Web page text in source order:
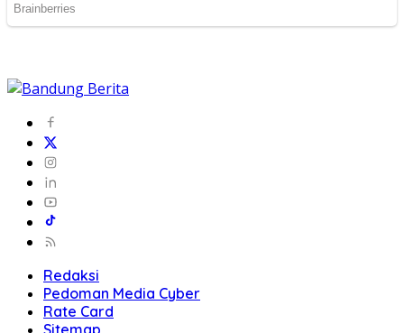
Redaksi
Pedoman Media Cyber
Rate Card
Sitemap